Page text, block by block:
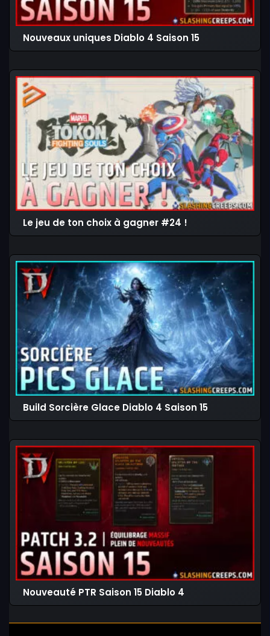
Nouveaux uniques Diablo 4 Saison 15
Le jeu de ton choix à gagner #24 !
Build Sorcière Glace Diablo 4 Saison 15
Nouveauté PTR Saison 15 Diablo 4